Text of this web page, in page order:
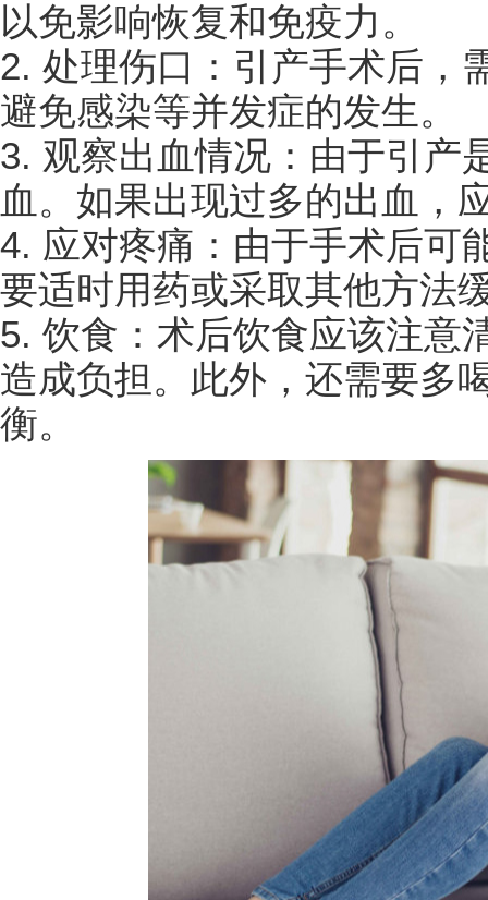
以免影响恢复和免疫力。
2. 处理伤口：引产手术后，
避免感染等并发症的发生。
3. 观察出血情况：由于引产
血。如果出现过多的出血，
4. 应对疼痛：由于手术后可
要适时用药或采取其他方法
5. 饮食：术后饮食应该注意
造成负担。此外，还需要多
衡。